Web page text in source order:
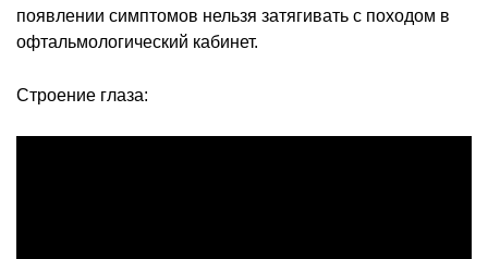
появлении симптомов нельзя затягивать с походом в
офтальмологический кабинет.
Строение глаза: